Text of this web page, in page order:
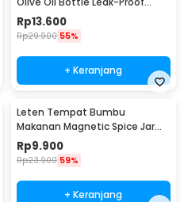
300ml - KG57H
Rp13.600
Rp29.900 55%
+ Keranjang
Leten Tempat Bumbu
Makanan Magnetic Spice Jar
Container 1 PCS - C121
Rp9.900
Rp23.900 59%
+ Keranjang